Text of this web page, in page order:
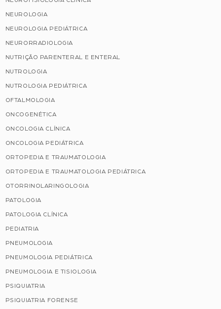
NEUROLOGIA
NEUROLOGIA PEDIÁTRICA
NEURORRADIOLOGIA
NUTRIÇÃO PARENTERAL E ENTERAL
NUTROLOGIA
NUTROLOGIA PEDIÁTRICA
OFTALMOLOGIA
ONCOGENÉTICA
ONCOLOGIA CLÍNICA
ONCOLOGIA PEDIÁTRICA
ORTOPEDIA E TRAUMATOLOGIA
ORTOPEDIA E TRAUMATOLOGIA PEDIÁTRICA
OTORRINOLARINGOLOGIA
PATOLOGIA
PATOLOGIA CLÍNICA
PEDIATRIA
PNEUMOLOGIA
PNEUMOLOGIA PEDIÁTRICA
PNEUMOLOGIA E TISIOLOGIA
PSIQUIATRIA
PSIQUIATRIA FORENSE